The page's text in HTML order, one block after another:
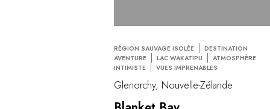
RÉGION SAUVAGE ISOLÉE
DESTINATION
AVENTURE
LAC WAKATIPU
ATMOSPHÈRE
INTIMISTE
VUES IMPRENABLES
Glenorchy, Nouvelle-Zélande